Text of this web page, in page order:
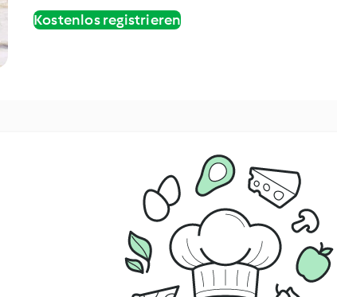
Kostenlos registrieren